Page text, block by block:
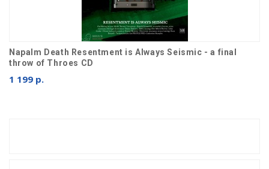
Napalm Death Resentment is Always Seismic - a final
throw of Throes CD
1 199 р.